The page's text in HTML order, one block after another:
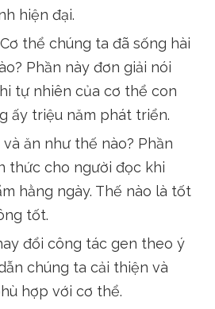
hiện đại.
thể chúng ta đã sống hài
Phần này đơn giải nói
tự nhiên của cơ thể con
ấy triệu năm phát triển.
và ăn như thế nào? Phần
thức cho người đọc khi
hằng ngày. Thế nào là tốt
tốt.
đổi công tác gen theo ý
chúng ta cải thiện và
hợp với cơ thể.